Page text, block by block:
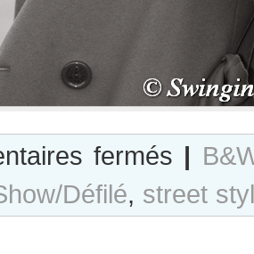
fermés sur
B&W
Day
#466
|
Défilé, street